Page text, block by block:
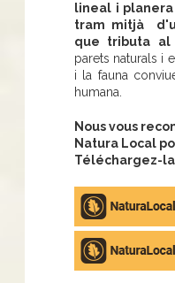
lineal i
tram mitjà
que tributa al
parets naturals i
i la fauna
humana.
Nous vous
Natura Local
Téléchargez-
Apple
store
Google
Play